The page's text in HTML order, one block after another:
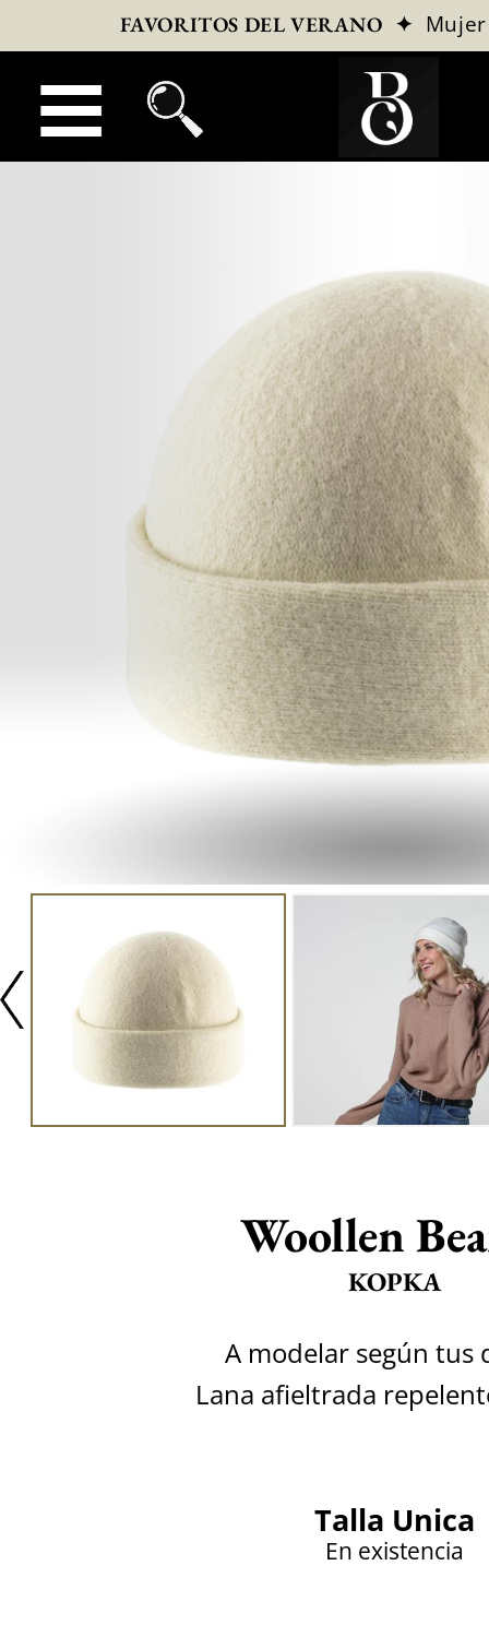
FAVORITOS DEL VERANO ✦ Mujer
Woollen
KOPKA
A modelar según tus
Lana afieltrada
Talla Unica
En existencia